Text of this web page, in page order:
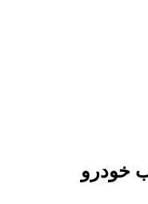
خودرو